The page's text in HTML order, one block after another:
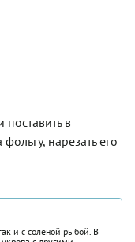
поставить в
нарезать его
и с соленой рыбой. В